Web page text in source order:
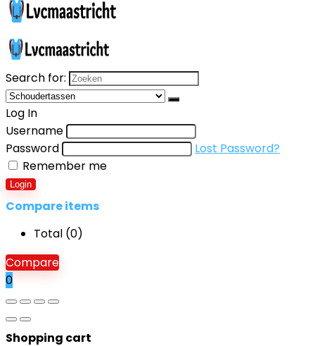
Search for:
Log In
Username
Password
Lost Password?
Remember me
Login
Compare items
Total (0)
Compare
0
Shopping cart